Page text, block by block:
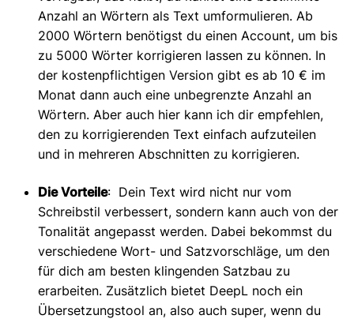
Anzahl an Wörtern als Text umformulieren. Ab
2000 Wörtern benötigst du einen Account, um bis
zu 5000 Wörter korrigieren lassen zu können. In
der kostenpflichtigen Version gibt es ab 10 € im
Monat dann auch eine unbegrenzte Anzahl an
Wörtern. Aber auch hier kann ich dir empfehlen,
den zu korrigierenden Text einfach aufzuteilen
und in mehreren Abschnitten zu korrigieren.
Die Vorteile: Dein Text wird nicht nur vom
Schreibstil verbessert, sondern kann auch von der
Tonalität angepasst werden. Dabei bekommst du
verschiedene Wort- und Satzvorschläge, um den
für dich am besten klingenden Satzbau zu
erarbeiten. Zusätzlich bietet DeepL noch ein
Übersetzungstool an, also auch super, wenn du